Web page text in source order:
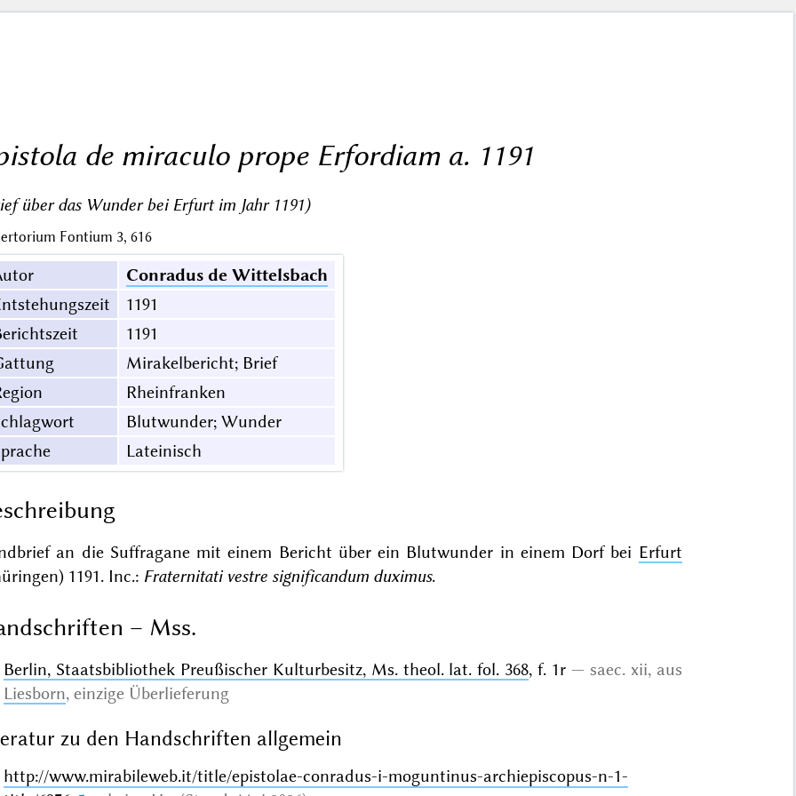
de miraculo prope Erfordiam a. 1191
über das Wunder bei Erfurt im Jahr 1191)
Fontium 3, 616
Conradus de Wittelsbach
1191
1191
Mirakelbericht; Brief
Rheinfranken
Blutwunder; Wunder
Lateinisch
an die Suffragane mit einem Bericht über ein Blutwunder in einem Dorf bei Erfurt
1191. Inc.: Fraternitati vestre significandum duximus.
– Mss.
Berlin, Staatsbibliothek Preußischer Kulturbesitz, Ms. theol. lat. fol. 368, f. 1r
saec. xii, aus
Liesborn, einzige Überlieferung
zu den Handschriften allgemein
http://www.mirabileweb.it/title/epistolae-conradus-i-moguntinus-archiepiscopus-n-1-